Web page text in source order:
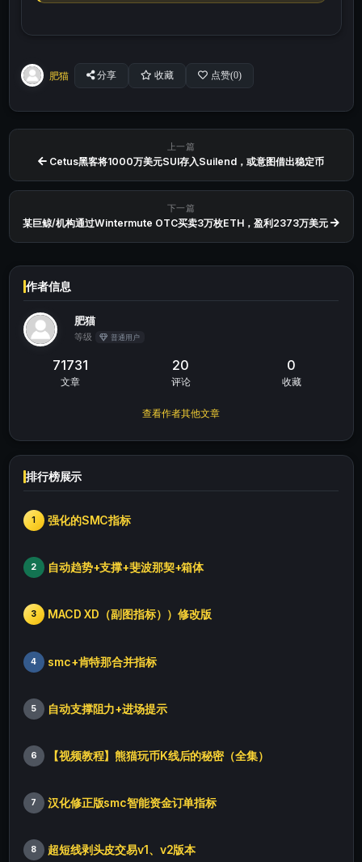
肥猫 分享 收藏 点赞(0)
上一篇
Cetus黑客将1000万美元SUI存入Suilend，或意图借出稳定币
下一篇
某巨鲸/机构通过Wintermute OTC买卖3万枚ETH，盈利2373万美元
作者信息
肥猫
等级 普通用户
71731
文章
20
评论
0
收藏
查看作者其他文章
排行榜展示
1 强化的SMC指标
2 自动趋势+支撑+斐波那契+箱体
3 MACD XD（副图指标））修改版
4 smc+肯特那合并指标
5 自动支撑阻力+进场提示
6 【视频教程】熊猫玩币K线后的秘密（全集）
7 汉化修正版smc智能资金订单指标
8 超短线剥头皮交易v1、v2版本